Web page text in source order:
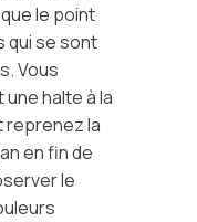
le point
qui se sont
Vous
halte à la
reprenez la
en fin de
le